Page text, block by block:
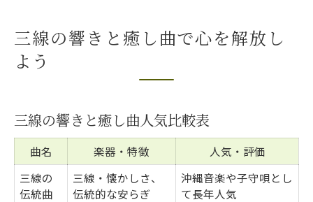
三線の響きと癒し曲で心を解放し
よう
三線の響きと癒し曲人気比較表
曲名 楽器・特徴
人気・評価
三線の
伝統曲
三線・懐かしさ、
伝統的な安らぎ
沖縄音楽や子守唄とし
て長年人気